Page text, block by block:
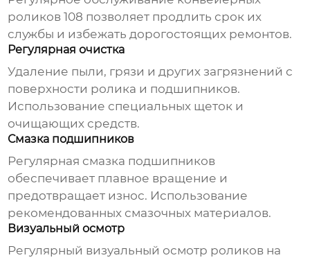
роликов 108 позволяет продлить срок их
службы и избежать дорогостоящих ремонтов.
Регулярная очистка
Удаление пыли, грязи и других загрязнений с
поверхности ролика и подшипников.
Использование специальных щеток и
очищающих средств.
Смазка подшипников
Регулярная смазка подшипников
обеспечивает плавное вращение и
предотвращает износ. Использование
рекомендованных смазочных материалов.
Визуальный осмотр
Регулярный визуальный осмотр роликов на